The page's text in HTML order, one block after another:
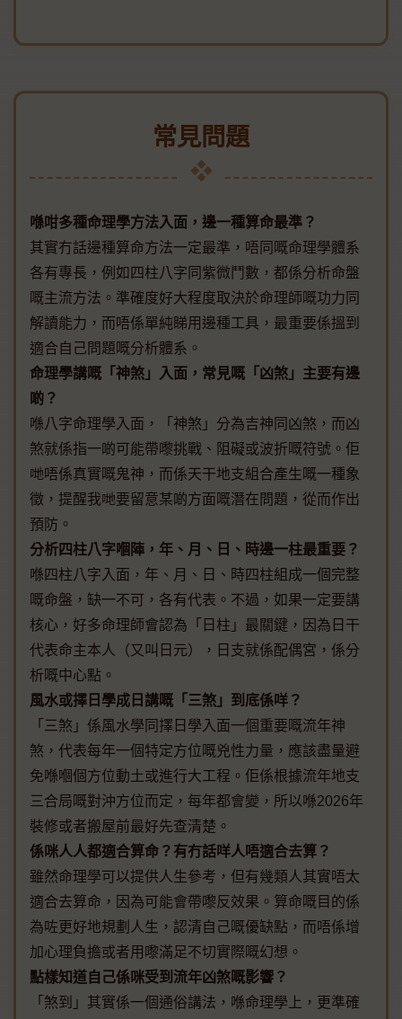
常見問題
喺咁多種命理學方法入面，邊一種算命最準？
其實冇話邊種算命方法一定最準，唔同嘅命理學體系
各有專長，例如四柱八字同紫微鬥數，都係分析命盤
嘅主流方法。準確度好大程度取決於命理師嘅功力同
解讀能力，而唔係單純睇用邊種工具，最重要係搵到
適合自己問題嘅分析體系。
命理學講嘅「神煞」入面，常見嘅「凶煞」主要有邊
啲？
喺八字命理學入面，「神煞」分為吉神同凶煞，而凶
煞就係指一啲可能帶嚟挑戰、阻礙或波折嘅符號。佢
哋唔係真實嘅鬼神，而係天干地支組合產生嘅一種象
徵，提醒我哋要留意某啲方面嘅潛在問題，從而作出
預防。
分析四柱八字嗰陣，年、月、日、時邊一柱最重要？
喺四柱八字入面，年、月、日、時四柱組成一個完整
嘅命盤，缺一不可，各有代表。不過，如果一定要講
核心，好多命理師會認為「日柱」最關鍵，因為日干
代表命主本人（又叫日元），日支就係配偶宮，係分
析嘅中心點。
風水或擇日學成日講嘅「三煞」到底係咩？
「三煞」係風水學同擇日學入面一個重要嘅流年神
煞，代表每年一個特定方位嘅兇性力量，應該盡量避
免喺嗰個方位動土或進行大工程。佢係根據流年地支
三合局嘅對沖方位而定，每年都會變，所以喺2026年
裝修或者搬屋前最好先查清楚。
係咪人人都適合算命？有冇話咩人唔適合去算？
雖然命理學可以提供人生參考，但有幾類人其實唔太
適合去算命，因為可能會帶嚟反效果。算命嘅目的係
為咗更好地規劃人生，認清自己嘅優缺點，而唔係增
加心理負擔或者用嚟滿足不切實際嘅幻想。
點樣知道自己係咪受到流年凶煞嘅影響？
「煞到」其實係一個通俗講法，喺命理學上，更準確